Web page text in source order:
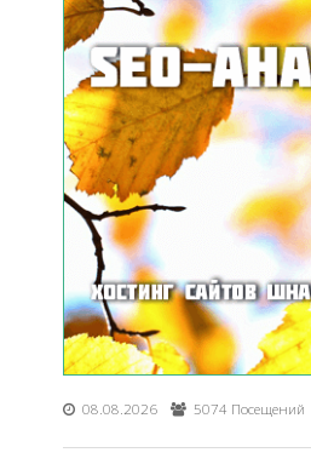
08.08.2026 5074 Посещений